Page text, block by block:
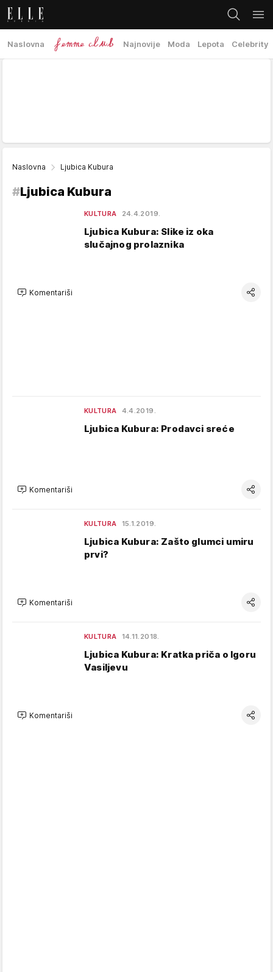
Naslovna Najnovije Moda Lepota Celebrity
Naslovna Ljubica Kubura
#Ljubica Kubura
KULTURA 24.4.2019.
Ljubica Kubura: Slike iz oka
slučajnog prolaznika
Komentariši
KULTURA 4.4.2019.
Ljubica Kubura: Prodavci sreće
Komentariši
KULTURA 15.1.2019.
Ljubica Kubura: Zašto glumci umiru
prvi?
Komentariši
KULTURA 14.11.2018.
Ljubica Kubura: Kratka priča o Igoru
Vasiljevu
Komentariši